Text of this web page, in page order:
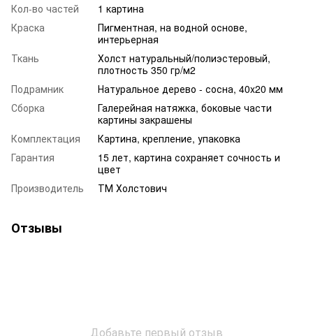
Кол-во частей
1 картина
Краска
Пигментная, на водной основе,
интерьерная
Ткань
Холст натуральный/полиэстеровый,
плотность 350 гр/м2
Подрамник
Натуральное дерево - сосна, 40x20 мм
Сборка
Галерейная натяжка, боковые части
картины закрашены
Комплектация
Картина, крепление, упаковка
Гарантия
15 лет, картина сохраняет сочность и
цвет
Производитель
ТМ Холстович
Отзывы
Добавьте первый отзыв